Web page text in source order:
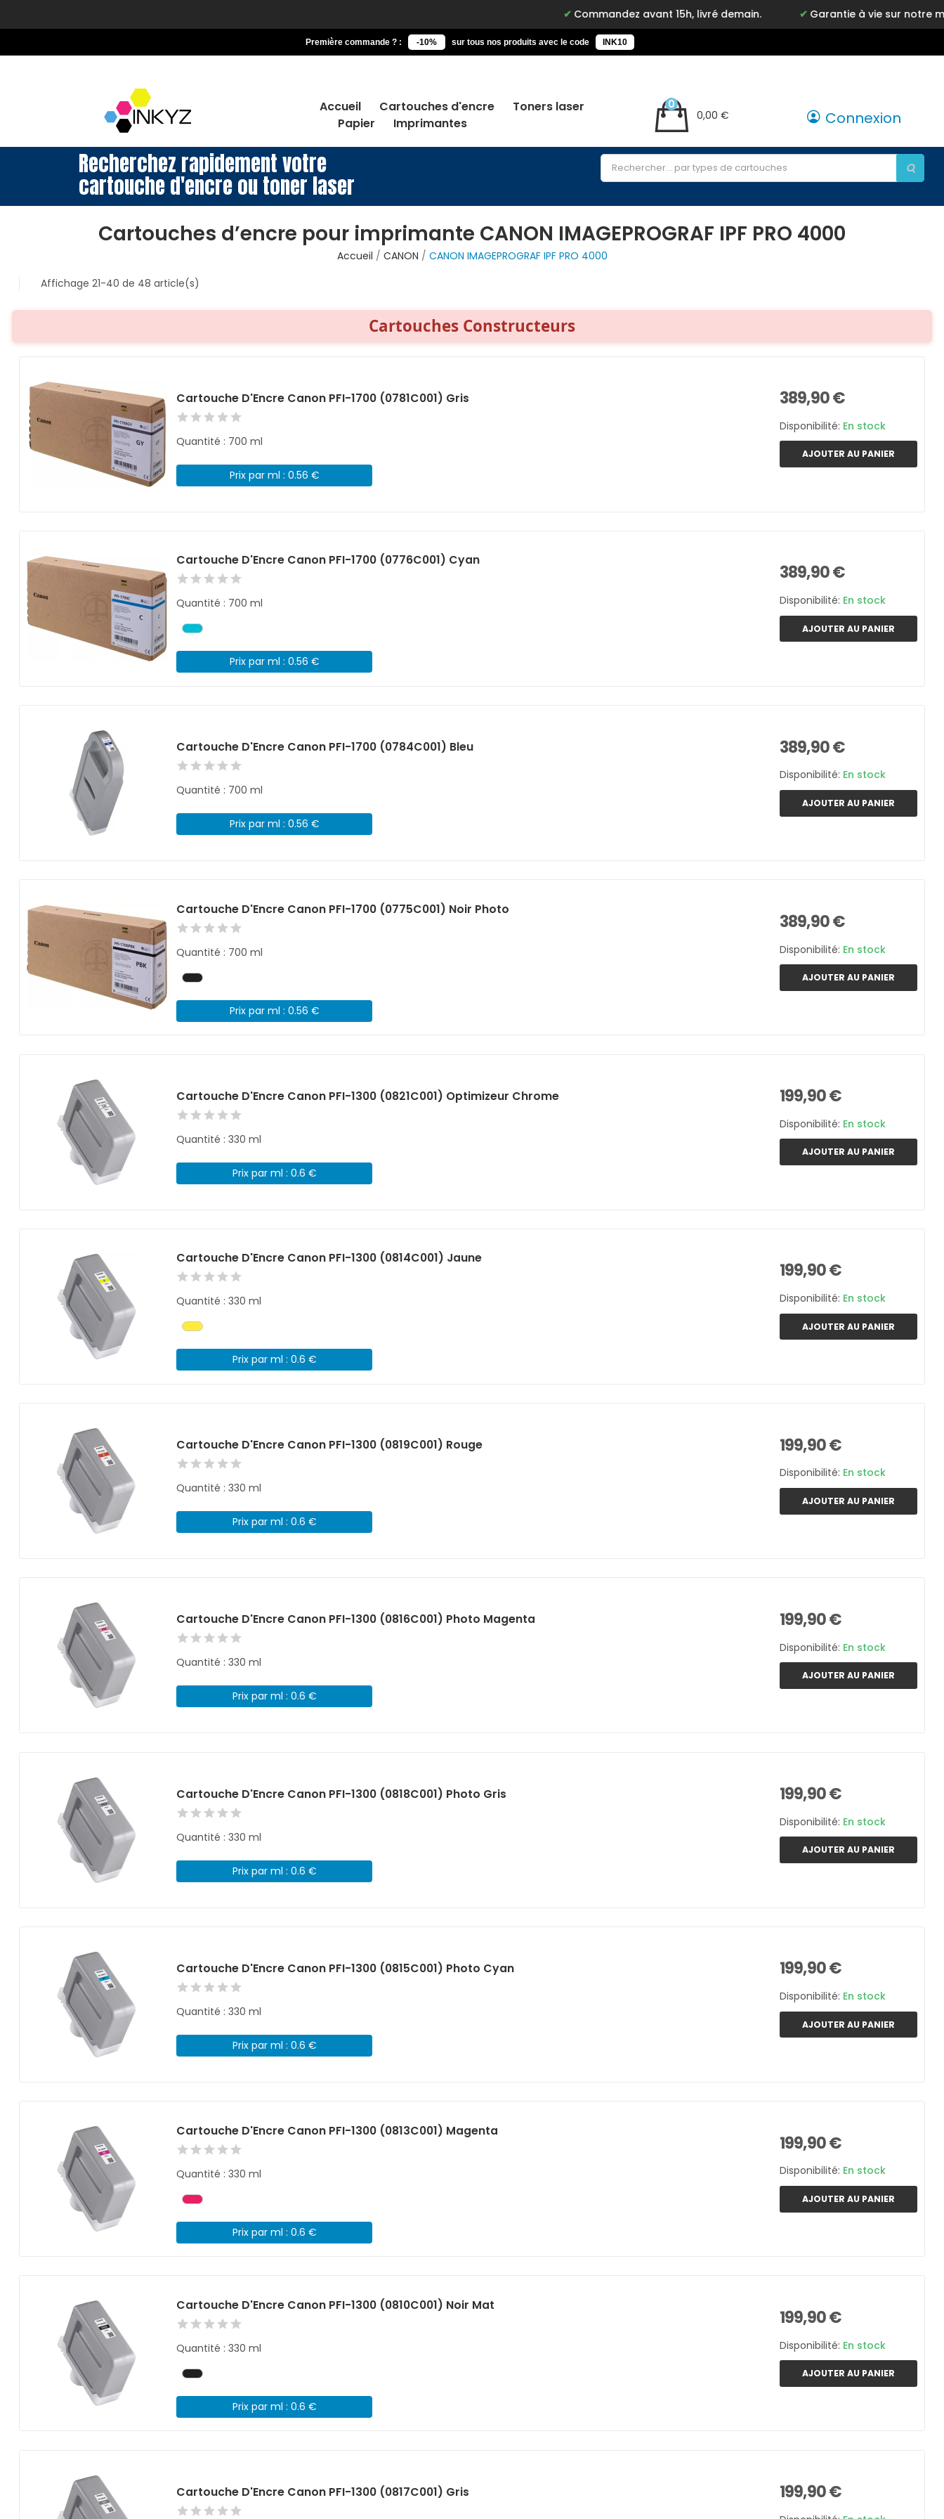
Commandez avant 15h, livré demain. Garantie à vie sur notre marque Inkyz
Première commande ? : -10% sur tous nos produits avec le code INK10
Accueil Cartouches d'encre
Toners laser
Papier
Imprimantes
0,00 €
0
Connexion
Recherchez rapidement votre
cartouche d'encre ou toner laser
Cartouches d’encre pour imprimante CANON IMAGEPROGRAF IPF PRO 4000
Accueil CANON
CANON IMAGEPROGRAF IPF PRO 4000
Affichage 21-40 de 48 article(s)
Cartouches Constructeurs
Cartouche D'Encre Canon PFI-1700 (0781C001) Gris
Quantité : 700 ml
Prix par ml : 0.56 €
389,90 €
Disponibilité: En stock
AJOUTER AU PANIER
Cartouche D'Encre Canon PFI-1700 (0776C001) Cyan
Quantité : 700 ml
Prix par ml : 0.56 €
389,90 €
Disponibilité: En stock
AJOUTER AU PANIER
Cartouche D'Encre Canon PFI-1700 (0784C001) Bleu
Quantité : 700 ml
Prix par ml : 0.56 €
389,90 €
Disponibilité: En stock
AJOUTER AU PANIER
Cartouche D'Encre Canon PFI-1700 (0775C001) Noir Photo
Quantité : 700 ml
Prix par ml : 0.56 €
389,90 €
Disponibilité: En stock
AJOUTER AU PANIER
Cartouche D'Encre Canon PFI-1300 (0821C001) Optimizeur Chrome
Quantité : 330 ml
Prix par ml : 0.6 €
199,90 €
Disponibilité: En stock
AJOUTER AU PANIER
Cartouche D'Encre Canon PFI-1300 (0814C001) Jaune
Quantité : 330 ml
Prix par ml : 0.6 €
199,90 €
Disponibilité: En stock
AJOUTER AU PANIER
Cartouche D'Encre Canon PFI-1300 (0819C001) Rouge
Quantité : 330 ml
Prix par ml : 0.6 €
199,90 €
Disponibilité: En stock
AJOUTER AU PANIER
Cartouche D'Encre Canon PFI-1300 (0816C001) Photo Magenta
Quantité : 330 ml
Prix par ml : 0.6 €
199,90 €
Disponibilité: En stock
AJOUTER AU PANIER
Cartouche D'Encre Canon PFI-1300 (0818C001) Photo Gris
Quantité : 330 ml
Prix par ml : 0.6 €
199,90 €
Disponibilité: En stock
AJOUTER AU PANIER
Cartouche D'Encre Canon PFI-1300 (0815C001) Photo Cyan
Quantité : 330 ml
Prix par ml : 0.6 €
199,90 €
Disponibilité: En stock
AJOUTER AU PANIER
Cartouche D'Encre Canon PFI-1300 (0813C001) Magenta
Quantité : 330 ml
Prix par ml : 0.6 €
199,90 €
Disponibilité: En stock
AJOUTER AU PANIER
Cartouche D'Encre Canon PFI-1300 (0810C001) Noir Mat
Quantité : 330 ml
Prix par ml : 0.6 €
199,90 €
Disponibilité: En stock
AJOUTER AU PANIER
Cartouche D'Encre Canon PFI-1300 (0817C001) Gris 199,90 €